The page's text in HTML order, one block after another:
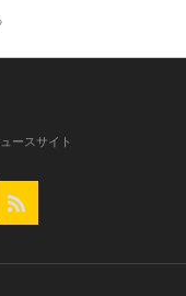
ースサイト